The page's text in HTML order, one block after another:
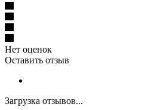
Нет оценок
Оставить отзыв
Загрузка отзывов...